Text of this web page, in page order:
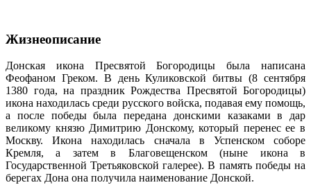
Жизнеописание
Донская икона Пресвятой Богородицы была написана
Феофаном Греком. В день Куликовской битвы (8 сентября
1380 года, на праздник Рождества Пресвятой Богородицы)
икона находилась среди русского войска, подавая ему помощь,
а после победы была передана донскими казаками в дар
великому князю Димитрию Донскому, который перенес ее в
Москву. Икона находилась сначала в Успенском соборе
Кремля, а затем в Благовещенском (ныне икона в
Государственной Третьяковской галерее). В память победы на
берегах Дона она получила наименование Донской.